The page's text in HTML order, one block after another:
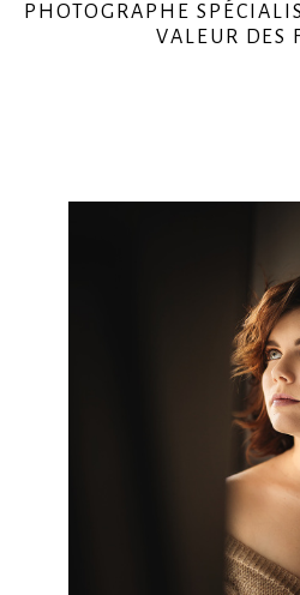
PHOTOGRAPHE
VALEUR DES